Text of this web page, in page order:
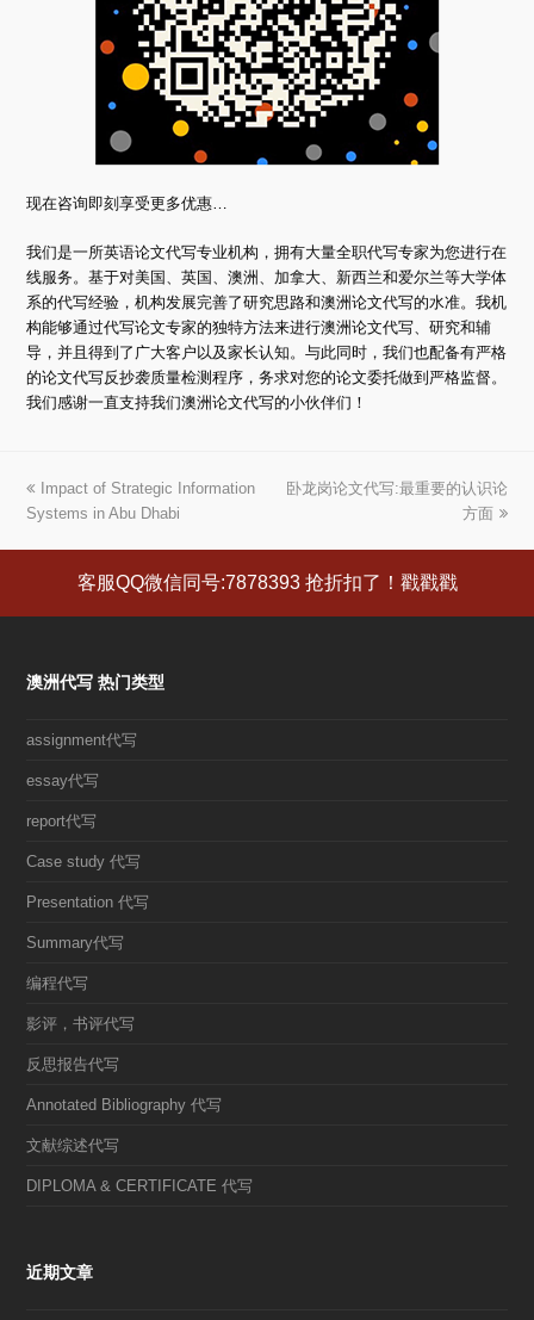
现在咨询即刻享受更多优惠…
我们是一所英语论文代写专业机构，拥有大量全职代写专家为您进行在
线服务。基于对美国、英国、澳洲、加拿大、新西兰和爱尔兰等大学体
系的代写经验，机构发展完善了研究思路和澳洲论文代写的水准。我机
构能够通过代写论文专家的独特方法来进行澳洲论文代写、研究和辅
导，并且得到了广大客户以及家长认知。与此同时，我们也配备有严格
的论文代写反抄袭质量检测程序，务求对您的论文委托做到严格监督。
我们感谢一直支持我们澳洲论文代写的小伙伴们！
上
一
Impact of Strategic Information
Systems in Abu Dhabi
下
章:
卧龙岗论文代写:最重要的认识论
方面
客服QQ微信同号:7878393 抢折扣了！戳戳戳
澳洲代写 热门类型
assignment代写
essay代写
report代写
Case study 代写
Presentation 代写
Summary代写
编程代写
影评，书评代写
反思报告代写
Annotated Bibliography 代写
文献综述代写
DIPLOMA & CERTIFICATE 代写
近期文章